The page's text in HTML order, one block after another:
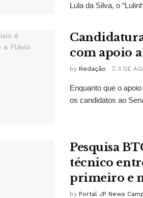
Lula da Silva, o
com apoio
by Redação 3 DE
Enquanto que o
os candidatos ao
Pesquisa
técnico
primeiro e
by Portal JP News